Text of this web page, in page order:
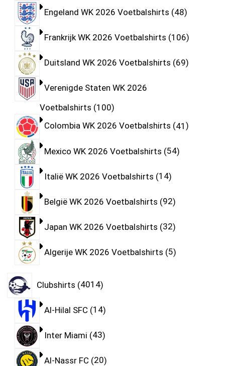
Engeland WK 2026 Voetbalshirts 48
Frankrijk WK 2026 Voetbalshirts 106
Duitsland WK 2026 Voetbalshirts 69
Verenigde Staten WK 2026
Voetbalshirts 100
Colombia WK 2026 Voetbalshirts 41
Mexico WK 2026 Voetbalshirts 54
Italië WK 2026 Voetbalshirts 14
België WK 2026 Voetbalshirts 92
Japan WK 2026 Voetbalshirts 32
Algerije WK 2026 Voetbalshirts 5
Clubshirts 4014
Al-Hilal SFC 14
Inter Miami 43
Al-Nassr FC 20